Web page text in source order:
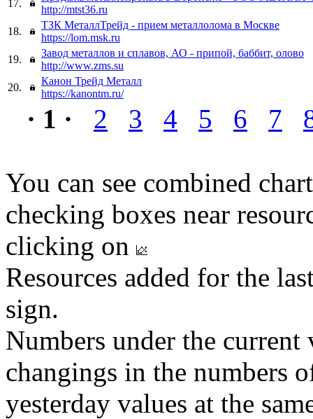
17.
http://mtst36.ru
18.
ТЗК МеталлТрейд - прием металлолома в Москве
https://lom.msk.ru
19.
Завод металлов и сплавов, АО - припой, баббит, олово
http://www.zms.su
20.
Канон Трейд Металл
https://kanontm.ru/
· 1 · 2 3 4 5 6 7
You can see combined
checking boxes near
clicking on
Resources added for the
sign.
Numbers under the
changings in the numbers
yesterday values at the